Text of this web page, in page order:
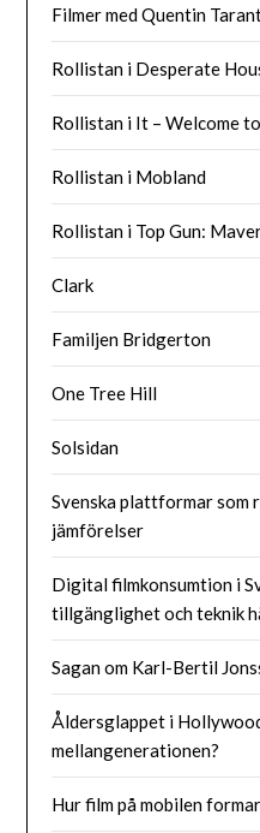
Filmer med Quentin
Rollistan i Desperate
Rollistan i It – Welcome
Rollistan i Mobland
Rollistan i Top Gun:
Clark
Familjen Bridgerton
One Tree Hill
Solsidan
Svenska plattformar som
jämförelser
Digital filmkonsumtion i
tillgänglighet och teknik
Sagan om Karl-Bertil
Åldersglappet i
mellangenerationen?
Hur film på mobilen